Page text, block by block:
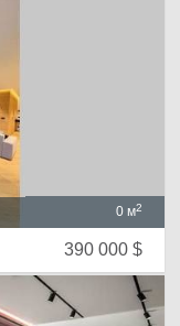
0 м2
390 000 $